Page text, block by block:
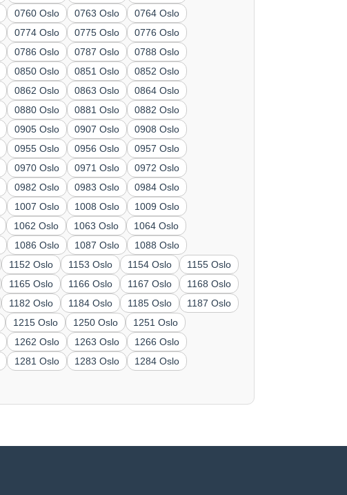
0760 Oslo 0763 Oslo
0764 Oslo
0774 Oslo 0775 Oslo
0776 Oslo
0786 Oslo 0787 Oslo
0788 Oslo
0850 Oslo 0851 Oslo
0852 Oslo
0862 Oslo 0863 Oslo
0864 Oslo
0880 Oslo 0881 Oslo
0882 Oslo
0905 Oslo 0907 Oslo
0908 Oslo
0955 Oslo 0956 Oslo
0957 Oslo
0970 Oslo 0971 Oslo
0972 Oslo
0982 Oslo 0983 Oslo
0984 Oslo
1007 Oslo 1008 Oslo
1009 Oslo
1062 Oslo 1063 Oslo
1064 Oslo
1086 Oslo 1087 Oslo
1088 Oslo
1152 Oslo 1153 Oslo 1154 Oslo
1155 Oslo
1165 Oslo 1166 Oslo 1167 Oslo
1168 Oslo
1182 Oslo 1184 Oslo 1185 Oslo
1187 Oslo
1215 Oslo 1250 Oslo
1251 Oslo
1262 Oslo 1263 Oslo
1266 Oslo
1281 Oslo 1283 Oslo
1284 Oslo